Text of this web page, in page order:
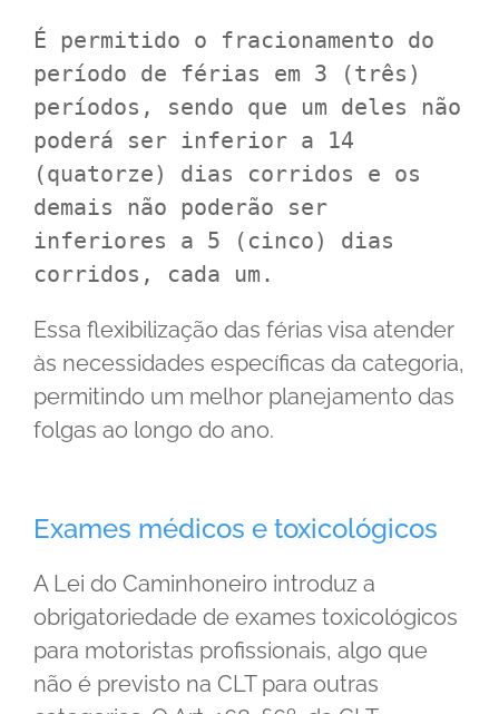
É permitido o fracionamento do
período de férias em 3 (três)
períodos, sendo que um deles não
poderá ser inferior a 14
(quatorze) dias corridos e os
demais não poderão ser
inferiores a 5 (cinco) dias
corridos, cada um.
Essa flexibilização das férias visa atender
às necessidades específicas da categoria,
permitindo um melhor planejamento das
folgas ao longo do ano.
Exames médicos e toxicológicos
A Lei do Caminhoneiro introduz a
obrigatoriedade de exames toxicológicos
para motoristas profissionais, algo que
não é previsto na CLT para outras